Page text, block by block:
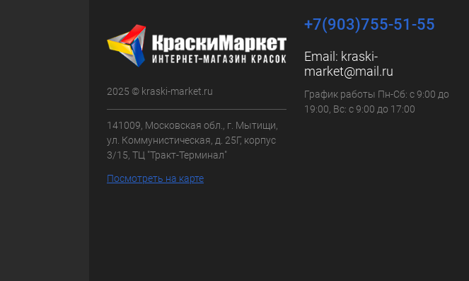
2025 © kraski-market.ru
141009, Московская обл., г. Мытищи,
ул. Коммунистическая, д. 25Г, корпус
3/15, ТЦ "Тракт-Терминал"
Посмотреть на карте
+7(903)755-51-55
Email: kraski-
market@mail.ru
График работы Пн-Сб: с 9:00 до
19:00, Вс: с 9:00 до 17:00